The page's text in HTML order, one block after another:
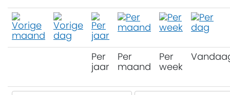
Per
jaar
Per
maand
Per
week